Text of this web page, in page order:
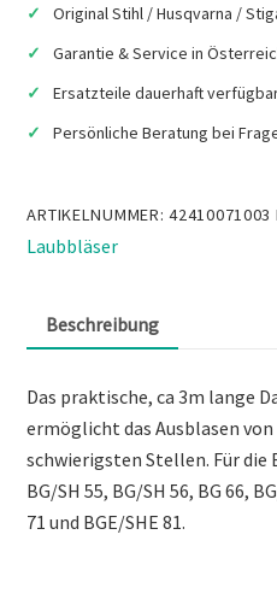
Original Stihl / Husqvarna /
Garantie & Service in
Ersatzteile dauerhaft
Persönliche Beratung bei
ARTIKELNUMMER:42410071003
Laubbläser
Beschreibung
Das praktische, ca 3m lange
ermöglicht das Ausblasen
schwierigsten Stellen. Für die
BG/SH 55, BG/SH 56, BG 66,
71 und BGE/SHE 81.